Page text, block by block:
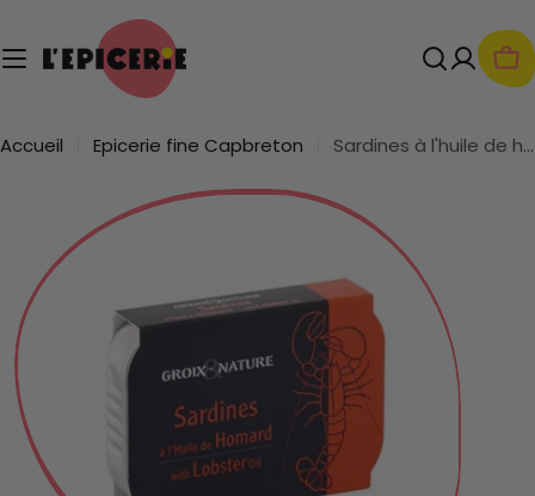
contenu
Accueil Epicerie fine Capbreton Sardines à l'huile de homard
informations
sur
le
produit
Ouvrir le média 0 en mode modal